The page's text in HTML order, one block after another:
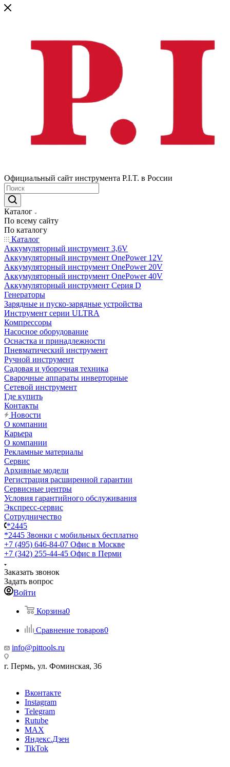
Официальный сайт инструмента P.I.T. в России
Каталог
По всему сайту
По каталогу
Каталог
Аккумуляторный инструмент 3,6V
Аккумуляторный инструмент OnePower 12V
Аккумуляторный инструмент OnePower 20V
Аккумуляторный инструмент OnePower 40V
Аккумуляторный инструмент Серия D
Генераторы
Зарядные и пуско-зарядные устройства
Инструмент серии ULTRA
Компрессоры
Насосное оборудование
Оснастка и принадлежности
Пневматический инструмент
Ручной инструмент
Садовая и уборочная техника
Сварочные аппараты инверторные
Сетевой инструмент
Где купить
Контакты
Новости
О компании
Карьера
О компании
Рекламные материалы
Сервис
Архивные модели
Регистрация расширенной гарантии
Сервисные центры
Условия гарантийного обслуживания
Экспресс-сервис
Сотрудничество
*2445
*2445 Звонки с мобильных бесплатно
+7 (495) 646-84-07 Офис в Москве
+7 (342) 255-44-45 Офис в Перми
Заказать звонок
Задать вопрос
Войти
Корзина0
Сравнение товаров0
info@pittools.ru
г. Пермь, ул. Фоминская, 36
Вконтакте
Instagram
Telegram
Rutube
MAX
Яндекс.Дзен
TikTok